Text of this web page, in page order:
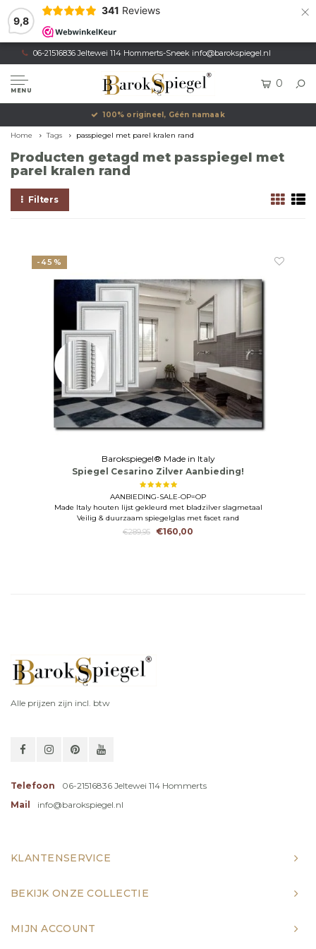
9,8
341 Reviews ×
06-21516836 Jeltewei 114 Hommerts-Sneek info@barokspiegel.nl
MENU
0
100% origineel, Géén namaak
Home Tags passpiegel met parel kralen rand
Producten getagd met passpiegel met
parel kralen rand
Filters
-45%
Barokspiegel® Made in Italy
Spiegel Cesarino Zilver Aanbieding!
AANBIEDING-SALE-OP=OP
Made Italy houten lijst gekleurd met bladzilver slagmetaal
Veilig & duurzaam spiegelglas met facet rand
€289,95
€160,00
Alle prijzen zijn incl. btw
Telefoon
06-21516836 Jeltewei 114 Hommerts
Mail
info@barokspiegel.nl
KLANTENSERVICE
BEKIJK ONZE COLLECTIE
MIJN ACCOUNT